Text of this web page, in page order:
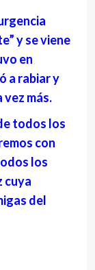
y se viene
en
a rabiar y
vez más.
todos los
con
los
cuya
del